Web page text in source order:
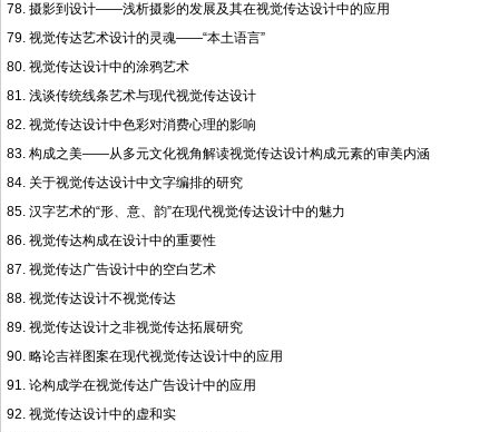
78. 摄影到设计——浅析摄影的发展及其在视觉传达设计中的应用
79. 视觉传达艺术设计的灵魂——“本土语言”
80. 视觉传达设计中的涂鸦艺术
81. 浅谈传统线条艺术与现代视觉传达设计
82. 视觉传达设计中色彩对消费心理的影响
83. 构成之美——从多元文化视角解读视觉传达设计构成元素的审美内涵
84. 关于视觉传达设计中文字编排的研究
85. 汉字艺术的“形、意、韵”在现代视觉传达设计中的魅力
86. 视觉传达构成在设计中的重要性
87. 视觉传达广告设计中的空白艺术
88. 视觉传达设计不视觉传达
89. 视觉传达设计之非视觉传达拓展研究
90. 略论吉祥图案在现代视觉传达设计中的应用
91. 论构成学在视觉传达广告设计中的应用
92. 视觉传达设计中的虚和实